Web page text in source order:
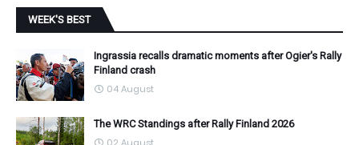
WEEK'S BEST
Ingrassia recalls dramatic moments after Ogier's Rally
Finland crash
04 August
The WRC Standings after Rally Finland 2026